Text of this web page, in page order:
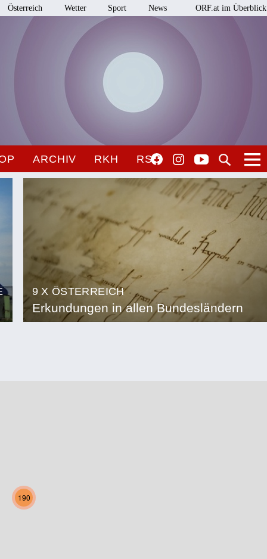
Österreich Wetter Sport News ORF.at im Überblick
ARCHIV RKH RSO
9 X ÖSTERREICH
Erkundungen in allen Bundesländern
190